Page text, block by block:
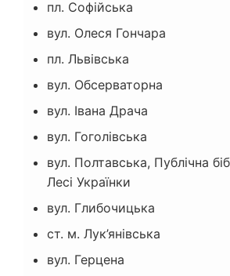
пл. Софійська
вул. Олеся Гончара
пл. Львівська
вул. Обсерваторна
вул. Івана Драча
вул. Гоголівська
вул. Полтавська, Публічна
Лесі Українки
вул. Глибочицька
ст. м. Лук’янівська
вул. Герцена